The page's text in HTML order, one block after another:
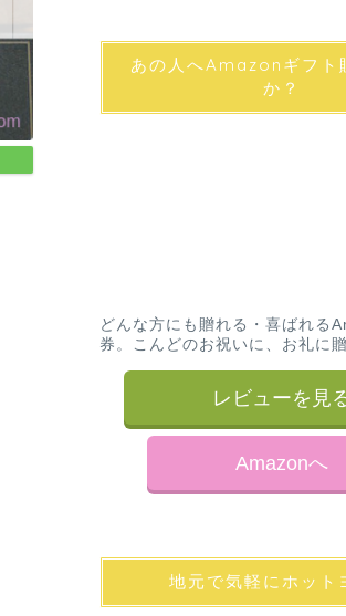
あの人へAmazonギフト
か？
どんな方にも贈れる・喜ばれる
券。こんどのお祝いに、お礼に
レビューを見
Amazonへ
地元で気軽にホット